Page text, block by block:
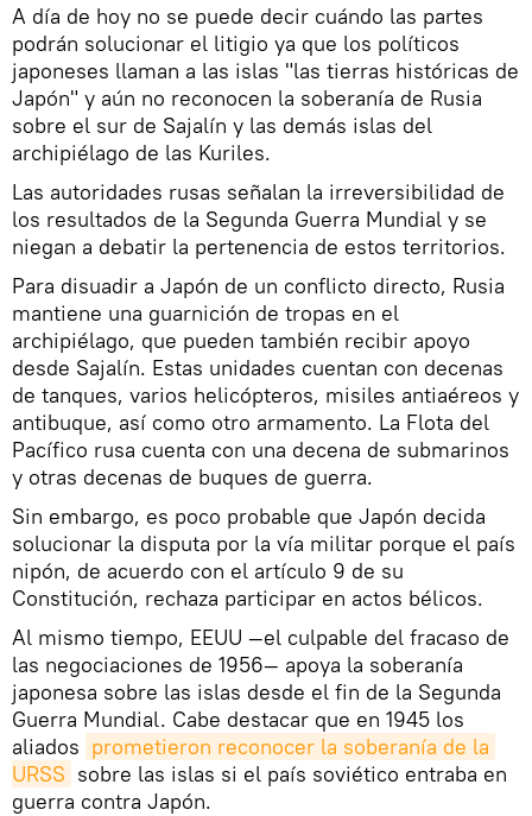
A día de hoy no se puede decir cuándo las partes
podrán solucionar el litigio ya que los políticos
japoneses llaman a las islas "las tierras históricas de
Japón" y aún no reconocen la soberanía de Rusia
sobre el sur de Sajalín y las demás islas del
archipiélago de las Kuriles.
Las autoridades rusas señalan la irreversibilidad de
los resultados de la Segunda Guerra Mundial y se
niegan a debatir la pertenencia de estos territorios.
Para disuadir a Japón de un conflicto directo, Rusia
mantiene una guarnición de tropas en el
archipiélago, que pueden también recibir apoyo
desde Sajalín. Estas unidades cuentan con decenas
de tanques, varios helicópteros, misiles antiaéreos y
antibuque, así como otro armamento. La Flota del
Pacífico rusa cuenta con una decena de submarinos
y otras decenas de buques de guerra.
Sin embargo, es poco probable que Japón decida
solucionar la disputa por la vía militar porque el país
nipón, de acuerdo con el artículo 9 de su
Constitución, rechaza participar en actos bélicos.
Al mismo tiempo, EEUU —el culpable del fracaso de
las negociaciones de 1956— apoya la soberanía
japonesa sobre las islas desde el fin de la Segunda
Guerra Mundial. Cabe destacar que en 1945 los
aliados prometieron reconocer la soberanía de la
URSS sobre las islas si el país soviético entraba en
guerra contra Japón.